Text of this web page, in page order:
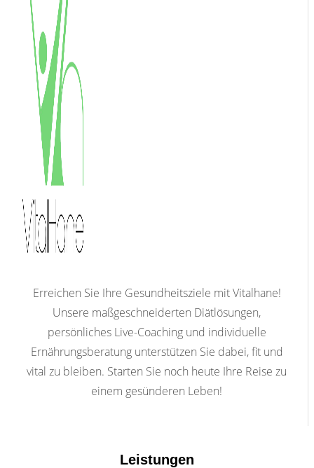
Erreichen Sie Ihre Gesundheitsziele mit Vitalhane!
Unsere maßgeschneiderten Diätlösungen,
persönliches Live-Coaching und individuelle
Ernährungsberatung unterstützen Sie dabei, fit und
vital zu bleiben. Starten Sie noch heute Ihre Reise zu
einem gesünderen Leben!
Leistungen